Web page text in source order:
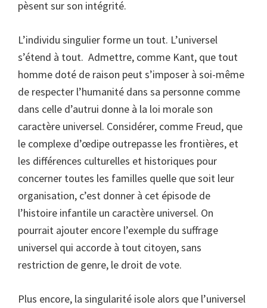
pèsent sur son intégrité.
L’individu singulier forme un tout. L’universel
s’étend à tout. Admettre, comme Kant, que tout
homme doté de raison peut s’imposer à soi-même
de respecter l’humanité dans sa personne comme
dans celle d’autrui donne à la loi morale son
caractère universel. Considérer, comme Freud, que
le complexe d’œdipe outrepasse les frontières, et
les différences culturelles et historiques pour
concerner toutes les familles quelle que soit leur
organisation, c’est donner à cet épisode de
l’histoire infantile un caractère universel. On
pourrait ajouter encore l’exemple du suffrage
universel qui accorde à tout citoyen, sans
restriction de genre, le droit de vote.
Plus encore, la singularité isole alors que l’universel